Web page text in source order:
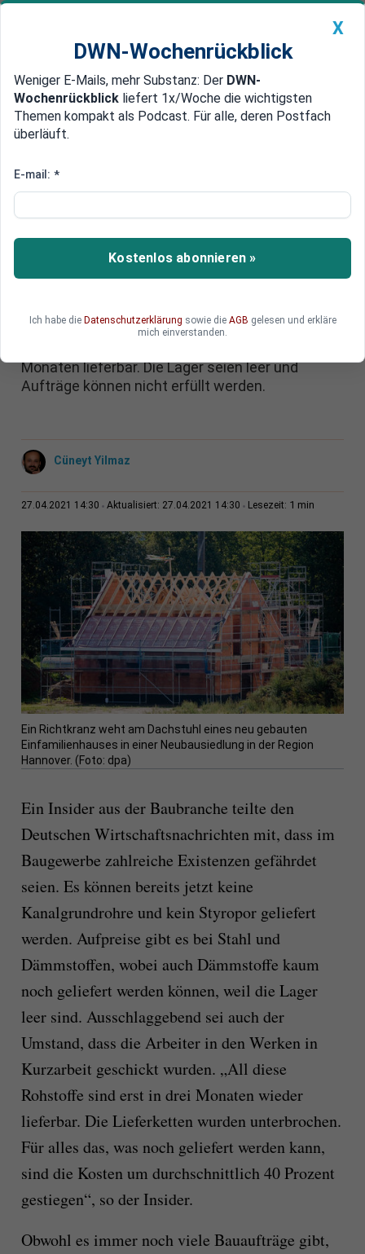
Newsticker MEIN DWN: Geldanlage Premium
Edelmetalle DWN-Magazin China
DWN-SPEZIAL – Insider:
Monaten lieferbar, Lieferketten
sind unterbrochen
Kleinbetriebe im Bausektor vor dem Aus stehen.
Monaten lieferbar. Die Lager seien leer und
Aufträge können nicht erfüllt werden.
Cüneyt Yilmaz
27.04.2021 14:30 Aktualisiert: 27.04.2021 14:30 Lesezeit: 1 min
Ein Richtkranz weht am Dachstuhl eines neu gebauten
Einfamilienhauses in einer Neubausiedlung in der Region
Hannover. (Foto: dpa)
Ein Insider aus der Baubranche teilte den
Deutschen Wirtschaftsnachrichten mit, dass im
Baugewerbe zahlreiche Existenzen gefährdet
seien. Es können bereits jetzt keine
Kanalgrundrohre und kein Styropor geliefert
werden. Aufpreise gibt es bei Stahl und
Dämmstoffen, wobei auch Dämmstoffe kaum
noch geliefert werden können, weil die Lager
leer sind. Ausschlaggebend sei auch der
Umstand, dass die Arbeiter in den Werken in
Kurzarbeit geschickt wurden. „All diese
Rohstoffe sind erst in drei Monaten wieder
lieferbar. Die Lieferketten wurden unterbrochen.
Für alles das, was noch geliefert werden kann,
sind die Kosten um durchschnittlich 40 Prozent
gestiegen“, so der Insider.
Obwohl es immer noch viele Bauaufträge gibt,
X
DWN-Wochenrückblick
Weniger E-Mails, mehr Substanz: Der DWN-
Wochenrückblick liefert 1x/Woche die wichtigsten
Themen kompakt als Podcast. Für alle, deren Postfach
überläuft.
E-mail: *
Kostenlos abonnieren »
Ich habe die Datenschutzerklärung sowie die AGB gelesen und erkläre
mich einverstanden.